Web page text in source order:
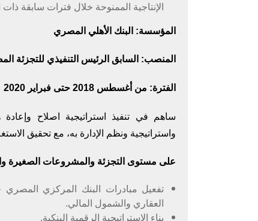
الإنتاجية الممنوحة خلال فترات سابقة ذات
المؤسسة: البنك الأهلي المصري
المنصب: السابق الرئيس التنفيذي للتجزئة
الفترة: من أغسطس 2018 حتى فبراير 2020
ساهم في تنفيذ استراتيجية اصلاح وإعادة
واستراتيجية ونظم الإدارة به، مع تحقيق
على مستوى التجزئة والمشروعات الصغيرة
تفعيل مبادرات البنك المركزي
العقاري والشمول المالي.
بناء الاستراتيجية الرقمية البنكية.